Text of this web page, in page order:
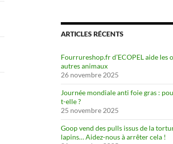
ARTICLES RÉCENTS
Fourrureshop.fr d’ECOPEL aide les
autres animaux
26 novembre 2025
Journée mondiale anti foie gras :
t-elle ?
25 novembre 2025
Goop vend des pulls issus de la
lapins… Aidez-nous à arrêter cela !